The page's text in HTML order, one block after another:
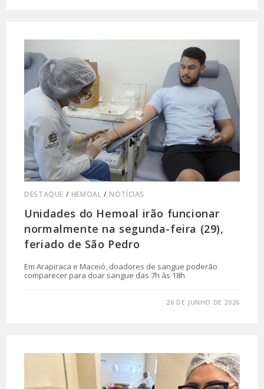
DESTAQUE / HEMOAL /NOTÍCIAS
Unidades do Hemoal irão funcionar
normalmente na segunda-feira (29),
feriado de São Pedro
Em Arapiraca e Maceió, doadores de sangue poderão
comparecer para doar sangue das 7h às 18h
26 DE JUNHO DE 2026